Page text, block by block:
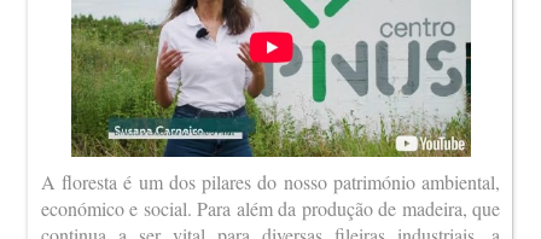
A floresta é um dos pilares do nosso património ambiental,
económico e social. Para além da produção de madeira, que